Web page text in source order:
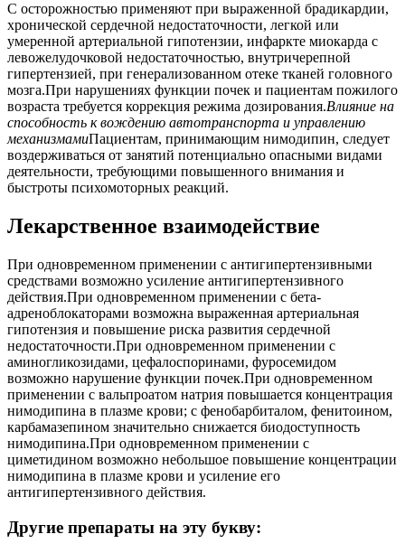
С осторожностью применяют при выраженной брадикардии,
хронической сердечной недостаточности, легкой или
умеренной артериальной гипотензии, инфаркте миокарда с
левожелудочковой недостаточностью, внутричерепной
гипертензией, при генерализованном отеке тканей головного
мозга.При нарушениях функции почек и пациентам пожилого
возраста требуется коррекция режима дозирования.Влияние на
способность к вождению автотранспорта и управлению
механизмамиПациентам, принимающим нимодипин, следует
воздерживаться от занятий потенциально опасными видами
деятельности, требующими повышенного внимания и
быстроты психомоторных реакций.
Лекарственное взаимодействие
При одновременном применении с антигипертензивными
средствами возможно усиление антигипертензивного
действия.При одновременном применении с бета-
адреноблокаторами возможна выраженная артериальная
гипотензия и повышение риска развития сердечной
недостаточности.При одновременном применении с
аминогликозидами, цефалоспоринами, фуросемидом
возможно нарушение функции почек.При одновременном
применении с вальпроатом натрия повышается концентрация
нимодипина в плазме крови; с фенобарбиталом, фенитоином,
карбамазепином значительно снижается биодоступность
нимодипина.При одновременном применении с
циметидином возможно небольшое повышение концентрации
нимодипина в плазме крови и усиление его
антигипертензивного действия.
Другие препараты на эту букву: